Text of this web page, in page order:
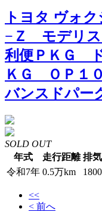
トヨタ ヴォ
−Ｚ モデリ
利便ＰＫＧ
ＫＧ ＯＰ１
バンスドパー
SOLD OUT
年式
走行距離 排
令和7年 0.5万km
<<
< 前へ